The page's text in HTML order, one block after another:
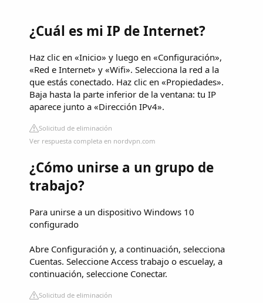
¿Cuál es mi IP de Internet?
Haz clic en «Inicio» y luego en «Configuración»,
«Red e Internet» y «Wifi». Selecciona la red a la
que estás conectado. Haz clic en «Propiedades».
Baja hasta la parte inferior de la ventana: tu IP
aparece junto a «Dirección IPv4».
Solicitud de eliminación
Ver respuesta completa en nordvpn.com
¿Cómo unirse a un grupo de
trabajo?
Para unirse a un dispositivo Windows 10
configurado
Abre Configuración y, a continuación, selecciona
Cuentas. Seleccione Access trabajo o escuelay, a
continuación, seleccione Conectar.
Solicitud de eliminación